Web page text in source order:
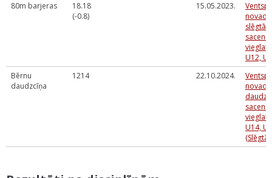
80m barjeras
18.18
(-0.8)
15.05.2023.
novada
slēgtās
U12,
Bērnu
daudzcīņa
1214 22.10.2024.
novada
U14,